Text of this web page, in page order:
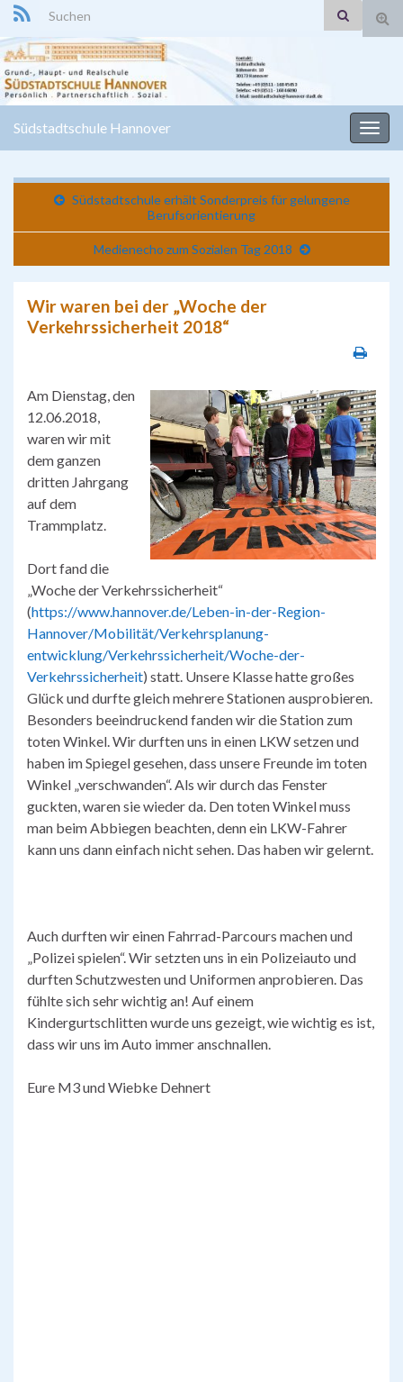
Search for:
Südstadtschule Hannover
Südstadtschule erhält Sonderpreis für gelungene
Berufsorientierung
Medienecho zum Sozialen Tag 2018
Wir waren bei der „Woche der
Verkehrssicherheit 2018“
Am Dienstag, den
12.06.2018,
waren wir mit
dem ganzen
dritten Jahrgang
auf dem
Trammplatz.
Dort fand die
„Woche der Verkehrssicherheit“
(https://www.hannover.de/Leben-in-der-Region-
Hannover/Mobilität/Verkehrsplanung-
entwicklung/Verkehrssicherheit/Woche-der-
Verkehrssicherheit) statt. Unsere Klasse hatte großes
Glück und durfte gleich mehrere Stationen ausprobieren.
Besonders beeindruckend fanden wir die Station zum
toten Winkel. Wir durften uns in einen LKW setzen und
haben im Spiegel gesehen, dass unsere Freunde im toten
Winkel „verschwanden“. Als wir durch das Fenster
guckten, waren sie wieder da. Den toten Winkel muss
man beim Abbiegen beachten, denn ein LKW-Fahrer
kann uns dann einfach nicht sehen. Das haben wir gelernt.
Auch durften wir einen Fahrrad-Parcours machen und
„Polizei spielen“. Wir setzten uns in ein Polizeiauto und
durften Schutzwesten und Uniformen anprobieren. Das
fühlte sich sehr wichtig an! Auf einem
Kindergurtschlitten wurde uns gezeigt, wie wichtig es ist,
dass wir uns im Auto immer anschnallen.
Eure M3 und Wiebke Dehnert